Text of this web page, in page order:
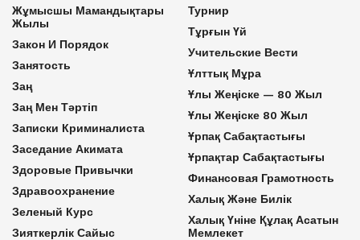
Жұмысшы Мамандықтары
Жылы
Закон И Порядок
Занятость
Заң
Заң Мен Тәртіп
Записки Криминалиста
Заседание Акимата
Здоровые Привычки
Здравоохранение
Зеленый Курс
Зияткерлік Сайыс
Турнир
Тұрғын Үй
Учительские Вести
Ұлттық Мұра
Ұлы Жеңіске — 80 Жыл
Ұлы Жеңіске 80 Жыл
Ұрпақ Сабақтастығы
Ұрпақтар Сабақтастығы
Финансовая Грамотность
Халық Және Билік
Халық Үніне Құлақ Асатын
Мемлекет